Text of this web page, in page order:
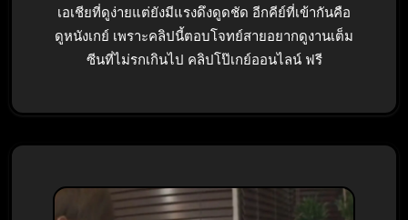
เอเชียที่ดูง่ายแต่ยังมีแรงดึงดูดชัด อีกคีย์ที่เข้ากันคือ
ดูหนังเกย์ เพราะคลิปนี้ตอบโจทย์สายอยากดูงานเต็ม
ซีนที่ไม่รกเกินไป คลิปโป๊เกย์ออนไลน์ ฟรี